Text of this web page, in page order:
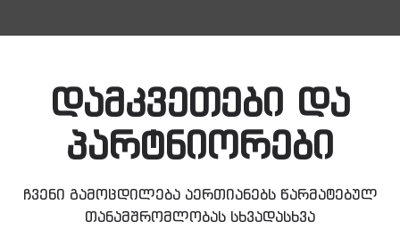
დამკვეთები და
პარტნიორები
ჩვენი გამოცდილება აერთიანებს წარმატებულ
თანამშრომლობას სხვადასხვა